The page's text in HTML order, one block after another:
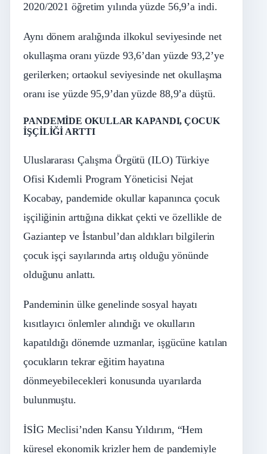
2020/2021 öğretim yılında yüzde 56,9’a indi.
Aynı dönem aralığında ilkokul seviyesinde net
okullaşma oranı yüzde 93,6’dan yüzde 93,2’ye
gerilerken; ortaokul seviyesinde net okullaşma
oranı ise yüzde 95,9’dan yüzde 88,9’a düştü.
PANDEMİDE OKULLAR KAPANDI, ÇOCUK
İŞÇİLİĞİ ARTTI
Uluslararası Çalışma Örgütü (ILO) Türkiye
Ofisi Kıdemli Program Yöneticisi Nejat
Kocabay, pandemide okullar kapanınca çocuk
işçiliğinin arttığına dikkat çekti ve özellikle de
Gaziantep ve İstanbul’dan aldıkları bilgilerin
çocuk işçi sayılarında artış olduğu yönünde
olduğunu anlattı.
Pandeminin ülke genelinde sosyal hayatı
kısıtlayıcı önlemler alındığı ve okulların
kapatıldığı dönemde uzmanlar, işgücüne katılan
çocukların tekrar eğitim hayatına
dönmeyebilecekleri konusunda uyarılarda
bulunmuştu.
İSİG Meclisi’nden Kansu Yıldırım, “Hem
küresel ekonomik krizler hem de pandemiyle